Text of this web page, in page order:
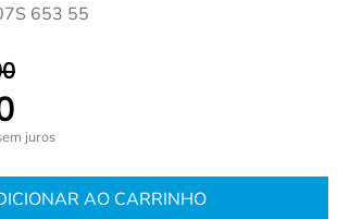
653 55
juros
AO CARRINHO